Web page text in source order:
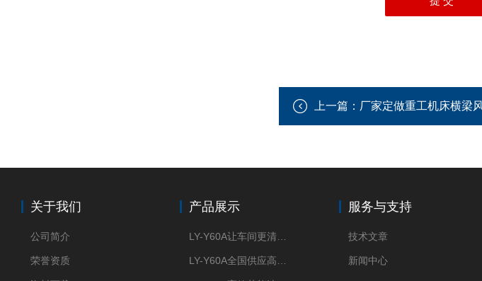
上一篇： 厂家定做重工机床横梁
关于我们
公司简介
荣誉资质
产品展示 服务与支持
技术文章
新闻中心